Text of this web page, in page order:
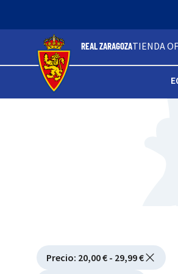
REAL ZARAGOZATIENDA
Ver filtros
Active filtering
Precio: 20,00 € - 29,99 €